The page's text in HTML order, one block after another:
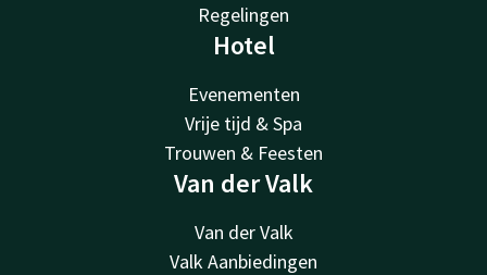
Regelingen
Hotel
Evenementen
Vrije tijd & Spa
Trouwen & Feesten
Van der Valk
Van der Valk
Valk Aanbiedingen